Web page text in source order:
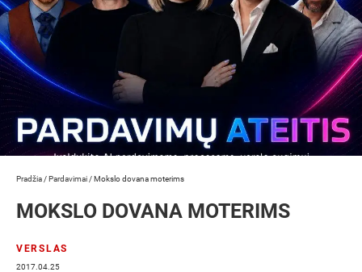
Pradžia /Pardavimai /Mokslo dovana moterims
MOKSLO DOVANA MOTERIMS
VERSLAS
2017.04.25